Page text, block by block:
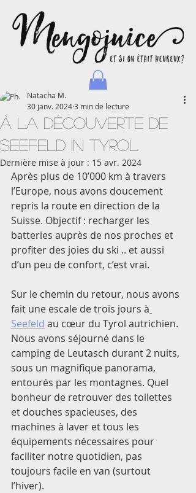
Natacha - Blog d'une maman journaliste et voyageuse
à la découverte de
SEEFELD in Tyrol
Natacha M.
30 janv. 20243 min de lecture
Dernière mise à jour : 15 avr. 2024
Après plus de 10’000 km à travers
l’Europe, nous avons doucement
repris la route en direction de la
Suisse. Objectif : recharger les
batteries auprès de nos proches et
profiter des joies du ski .. et aussi
d’un peu de confort, c’est vrai.
Sur le chemin du retour, nous avons
fait une escale de trois jours à
Seefeld au cœur du Tyrol autrichien.
Nous avons séjourné dans le
camping de Leutasch durant 2 nuits,
sous un magnifique panorama,
entourés par les montagnes. Quel
bonheur de retrouver des toilettes
et douches spacieuses, des
machines à laver et tous les
équipements nécessaires pour
faciliter notre quotidien, pas
toujours facile en van (surtout
l’hiver).